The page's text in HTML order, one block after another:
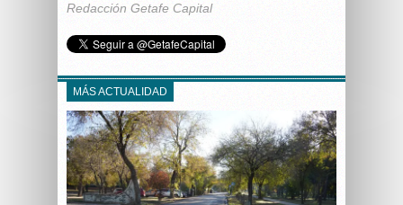
Redacción Getafe Capital
MÁS ACTUALIDAD